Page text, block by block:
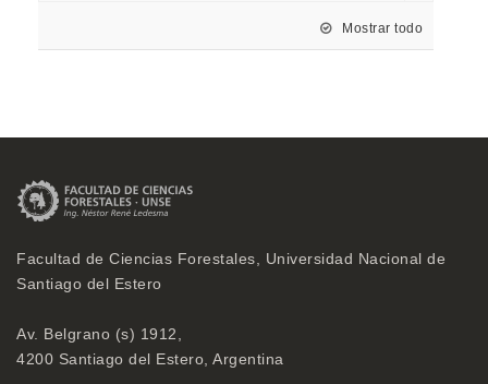
Mostrar todo
Facultad de Ciencias Forestales, Universidad Nacional de
Santiago del Estero
Av. Belgrano (s) 1912,
4200 Santiago del Estero, Argentina